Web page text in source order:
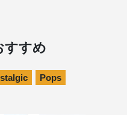
すすめ
Pops